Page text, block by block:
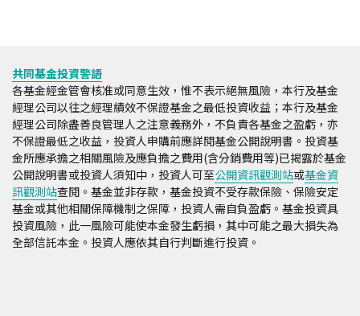
共同基金投資警語
各基金經金管會核准或同意生效，惟不表示絕無風險，本行及基金
經理公司以往之經理績效不保證基金之最低投資收益；本行及基金
經理公司除盡善良管理人之注意義務外，不負責各基金之盈虧，亦
不保證最低之收益，投資人申購前應詳閱基金公開說明書。投資基
金所應承擔之相關風險及應負擔之費用(含分銷費用等)已揭露於基金
公開說明書或投資人須知中，投資人可至公開資訊觀測站或基金資
訊觀測站查閱。基金並非存款，基金投資不受存款保險、保險安定
基金或其他相關保障機制之保障，投資人需自負盈虧。基金投資具
投資風險，此一風險可能使本金發生虧損，其中可能之最大損失為
全部信託本金。投資人應依其自行判斷進行投資。